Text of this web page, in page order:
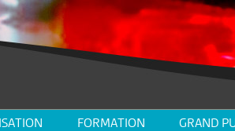
FORMATION GRAND